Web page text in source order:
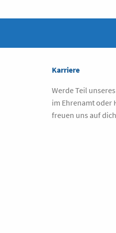
Karriere
Werde Teil
im Ehrenamt oder
freuen uns auf